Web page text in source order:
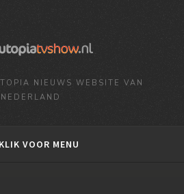
NIEUWS WEBSITE VAN
NEDERLAND
KLIK VOOR MENU